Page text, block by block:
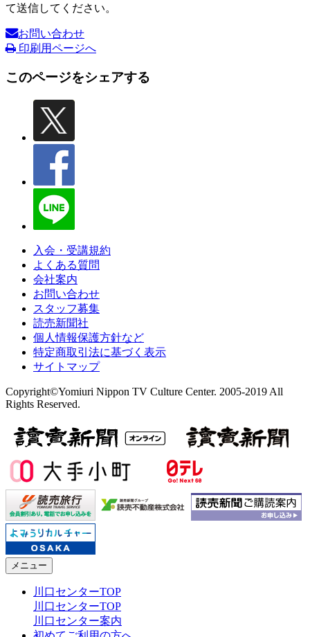
て送信してください。
お問い合わせ
印刷用ページへ
このページをシェアする
入会・受講規約
よくある質問
会社案内
お問い合わせ
スタッフ募集
読売新聞社
個人情報保護方針など
特定商取引法に基づく表示
サイトマップ
Copyright©Yomiuri Nippon TV Culture Center. 2005-2019 All
Rights Reserved.
メニュー
川口センターTOP
川口センターTOP
川口センター案内